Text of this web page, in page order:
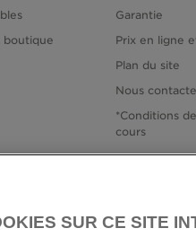
boutique
Garantie
Prix en ligne
Plan du site
Nous
*Conditions
cours
SUR CE SITE